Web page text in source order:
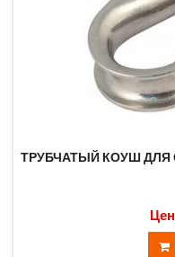
ТРУБЧАТЫЙ КОУШ ДЛЯ